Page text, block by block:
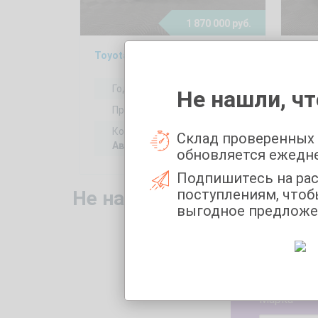
1 870 000 руб.
Toyota Camry 2, 2020
Год выпуска:
Пробег:
194783 км
Коробка передач:
Автоматическая
Не нашли то, что
Укажите
Марка
Не нашли,
Склад
обновляется
Подпишитесь на
поступлениям,
выгодное